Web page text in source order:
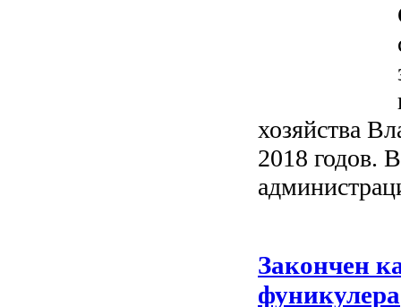
хозяйства
2018 годов.
Закончен
фуникулера